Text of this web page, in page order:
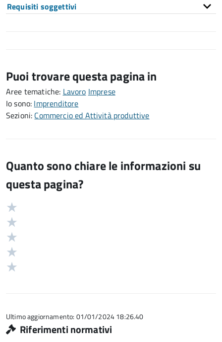
Requisiti soggettivi
Puoi trovare questa pagina in
Aree tematiche: Lavoro Imprese
Io sono: Imprenditore
Sezioni: Commercio ed Attività produttive
Quanto sono chiare le informazioni su
questa pagina?
Valutazione
5
Ultimo aggiornamento: 01/01/2024 18:26.40
Riferimenti normativi